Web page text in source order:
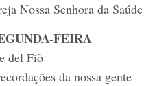
Nossa Senhora da
FEIRA
del Fiò
da nossa gente